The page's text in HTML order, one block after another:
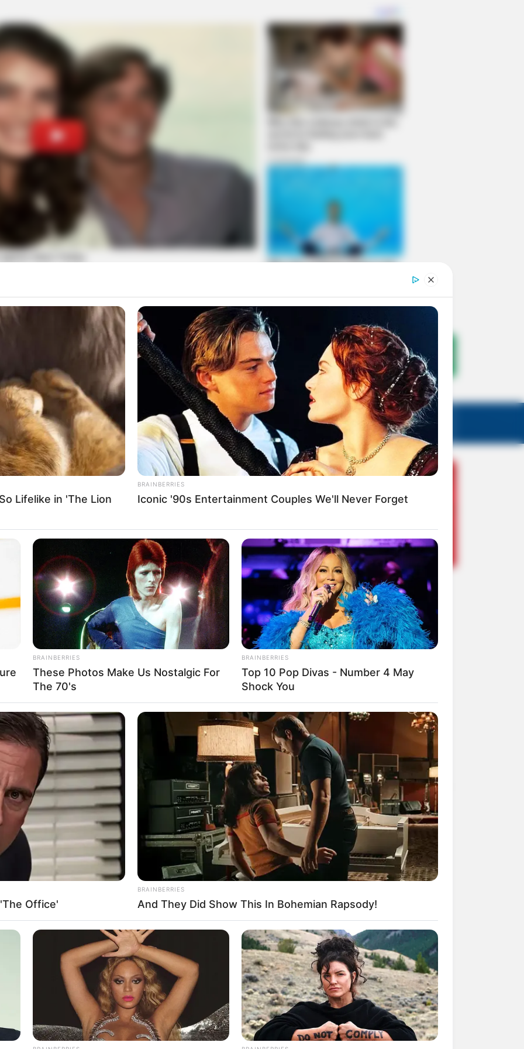
FALE CONOSCO VC REPÓRTER
morre às vésperas do
com a família para os festejos do Natal.
TelegramMessenger
X
Lifelike in 'The Lion
BRAINBERRIES
Iconic '90s Entertainment Couples We'll Never Forget
BRAINBERRIES
These Photos Make Us Nostalgic For
The 70's
BRAINBERRIES
Top 10 Pop Divas - Number 4 May
Shock You
Office'
BRAINBERRIES
And They Did Show This In Bohemian Rapsody!